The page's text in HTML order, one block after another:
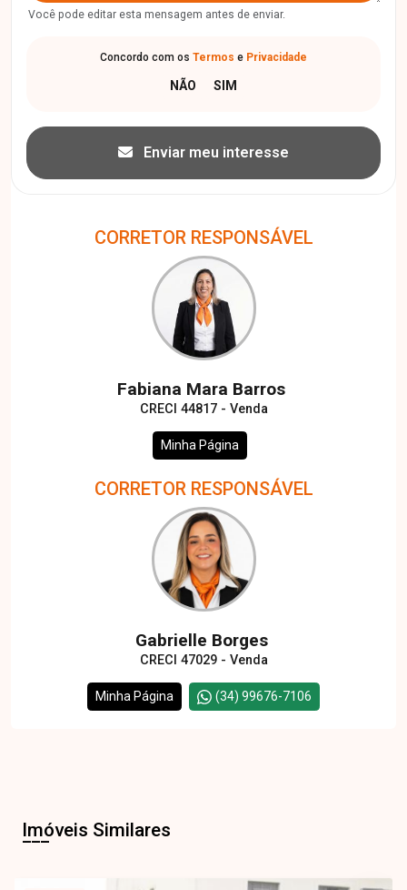
Você pode editar esta mensagem antes de enviar.
Concordo com os Termos e Privacidade
Enviar meu interesse
CORRETOR RESPONSÁVEL
Fabiana Mara Barros
CRECI 44817 - Venda
Minha Página
CORRETOR RESPONSÁVEL
Gabrielle Borges
CRECI 47029 - Venda
Minha Página (34) 99676-7106
Imóveis Similares